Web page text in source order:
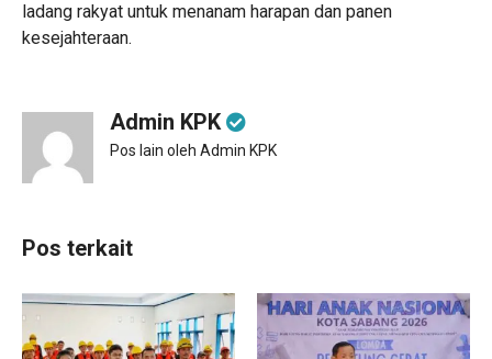
ladang rakyat untuk menanam harapan dan panen
kesejahteraan.
Admin KPK
Pos lain oleh Admin KPK
Pos terkait